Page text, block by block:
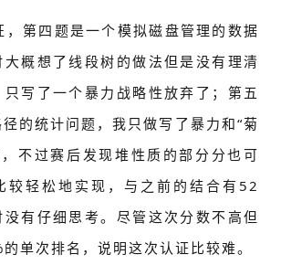
，第四题是一个模拟磁盘管理的数据
概想了线段树的做法但是没有理清
写了一个暴力战略性放弃了；第五
的统计问题，我只做写了暴力和“菊
不过赛后发现堆性质的部分分也可
较轻松地实现，与之前的结合有52
有仔细思考。尽管这次分数不高但
单次排名，说明这次认证比较难。